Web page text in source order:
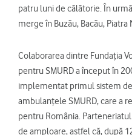
patru luni de călătorie. În
merge în Buzău, Bacău, Piatra
Colaborarea dintre Fundația
pentru SMURD a început în
implementat primul sistem
ambulanțele SMURD, care a
pentru România.
de amploare, astfel că, după